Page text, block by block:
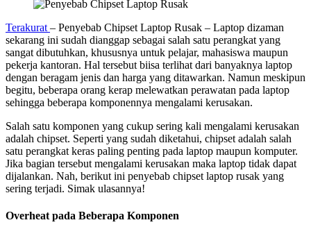
Terakurat – Penyebab Chipset Laptop Rusak – Laptop dizaman
sekarang ini sudah dianggap sebagai salah satu perangkat yang
sangat dibutuhkan, khususnya untuk pelajar, mahasiswa maupun
pekerja kantoran. Hal tersebut biisa terlihat dari banyaknya laptop
dengan beragam jenis dan harga yang ditawarkan. Namun meskipun
begitu, beberapa orang kerap melewatkan perawatan pada laptop
sehingga beberapa komponennya mengalami kerusakan.
Salah satu komponen yang cukup sering kali mengalami kerusakan
adalah chipset. Seperti yang sudah diketahui, chipset adalah salah
satu perangkat keras paling penting pada laptop maupun komputer.
Jika bagian tersebut mengalami kerusakan maka laptop tidak dapat
dijalankan. Nah, berikut ini penyebab chipset laptop rusak yang
sering terjadi. Simak ulasannya!
Overheat pada Beberapa Komponen